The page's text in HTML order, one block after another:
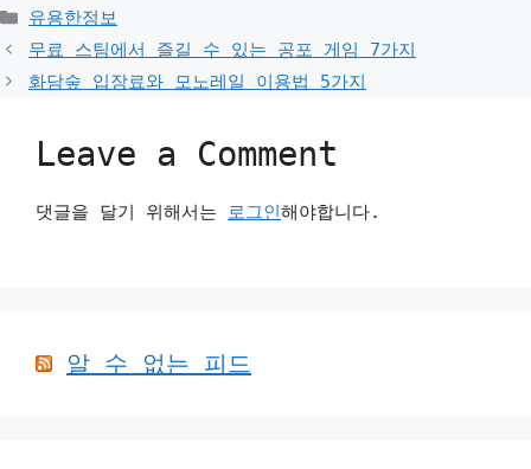
Categories
유용한정보
무료 스팀에서 즐길 수 있는 공포 게임 7가지
화담숲 입장료와 모노레일 이용법 5가지
Leave a Comment
댓글을 달기 위해서는 로그인해야합니다.
알 수 없는 피드